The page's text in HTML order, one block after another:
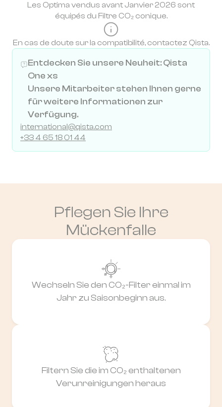
Les Optima vendus avant Janvier 2026 sont
équipés du Filtre CO₂ conique.
En cas de doute sur la compatibilité, contactez Qista.
Entdecken Sie unsere Neuheit: Qista
One xs
Unsere Mitarbeiter stehen Ihnen gerne
für weitere Informationen zur
Verfügung.
international@qista.com
+33 4 65 18 01 44
Pflegen Sie Ihre
Mückenfalle
Wechseln Sie den CO₂-Filter einmal im
Jahr zu Saisonbeginn aus.
Filtern Sie die im CO₂ enthaltenen
Verunreinigungen heraus